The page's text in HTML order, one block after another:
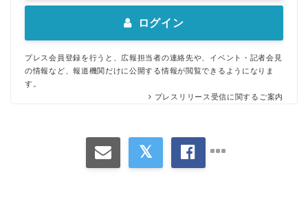
ログイン
プレス会員登録を行うと、広報担当者の連絡先や、イベント・記者会見
の情報など、報道機関だけに公開する情報が閲覧できるようになりま
す。
プレスリリース受信に関するご案内